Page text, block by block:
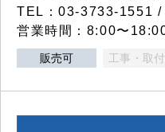
TEL：03-3733-1551
営業時間：8:00〜
販売可 工事・取